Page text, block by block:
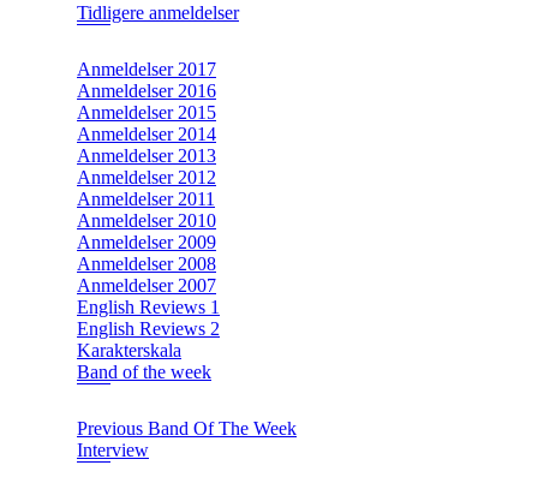
Tidligere anmeldelser
Anmeldelser 2017
Anmeldelser 2016
Anmeldelser 2015
Anmeldelser 2014
Anmeldelser 2013
Anmeldelser 2012
Anmeldelser 2011
Anmeldelser 2010
Anmeldelser 2009
Anmeldelser 2008
Anmeldelser 2007
English Reviews 1
English Reviews 2
Karakterskala
Band of the week
Previous Band Of The Week
Interview